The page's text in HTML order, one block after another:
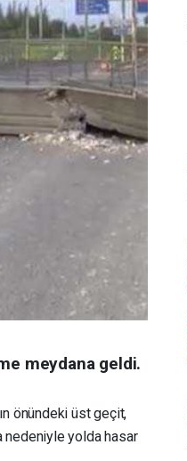
meydana geldi.
önündeki üst geçit,
nedeniyle yolda hasar